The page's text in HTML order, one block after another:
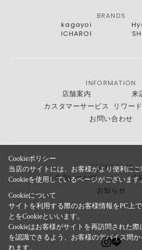
BRANDS
kagayoi
ICHAROI
INFORMATION
店舗案内
来
カスタマーサービス
リワー
お問い合わせ
CORPORATE
今与について
会
お知らせ
Cookieポリシー
当店のサイトには、お客様がより便利にご
Cookieを使用しているページがございます
Cookieについて
サイトを利用する際のお客様情報をPC上
とをCookieといいます。
Cookieはお客様がサイトを再訪問された
を認識できるよう、お客様のデバイス間
れます。